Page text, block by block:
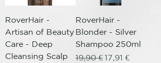
RoverHair -
Artisan of Beauty
Care - Deep
Cleansing Scalp
RoverHair -
Blonder - Silver
Shampoo 250ml
Precio
19,90 € Precio de
17,91 €